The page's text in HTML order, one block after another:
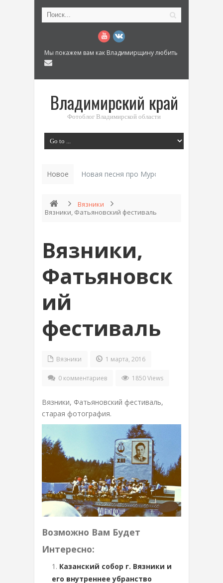
Мы покажем вам как Владимирщину любить
Владимирский край
Фотоблог Владимирской области
Новое Новая песня про Муром: «Былинный
Вязники
Вязники, Фатьяновский фестиваль
Вязники,
Фатьяновск
ий
фестиваль
Вязники 1 марта, 2016
0 комментариев 1850 Views
Вязники, Фатьяновский фестиваль,
старая фотография.
Возможно Вам Будет
Интересно:
Казанский собор г. Вязники и
его внутреннее убранство